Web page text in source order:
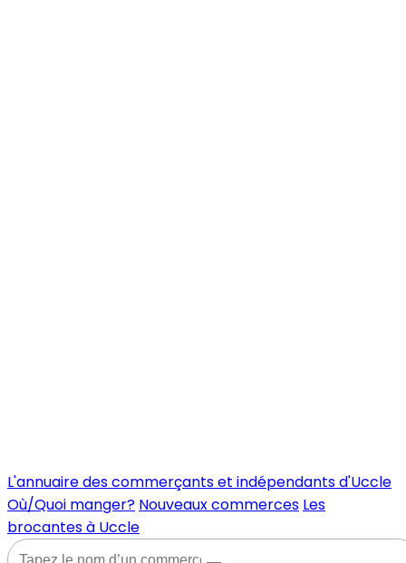
L'annuaire des commerçants et indépendants d'Uccle
Où/Quoi manger? Nouveaux commerces Les
brocantes à Uccle